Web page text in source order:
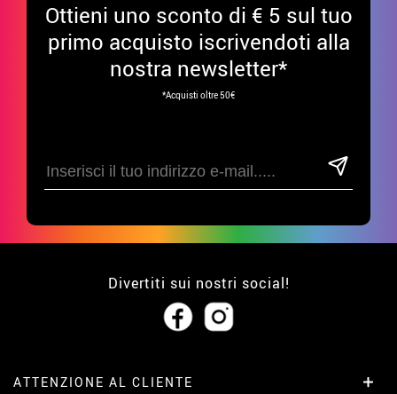
Ottieni uno sconto di € 5 sul tuo
primo acquisto iscrivendoti alla
nostra newsletter*
*Acquisti oltre 50€
Divertiti sui nostri social!
ATTENZIONE AL CLIENTE